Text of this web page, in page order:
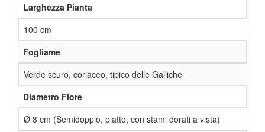
Larghezza Pianta
100 cm
Fogliame
Verde scuro, coriaceo, tipico delle Galliche
Diametro Fiore
Ø 8 cm (Semidoppio, piatto, con stami dorati a vista)